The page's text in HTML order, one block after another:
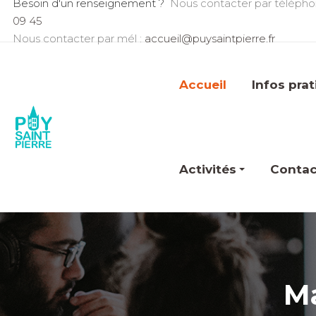
Besoin d'un renseignement ? Nous contacter par
09 45
Nous contacter par mél : accueil@puysaintpierre.fr
Accueil Infos
Activités